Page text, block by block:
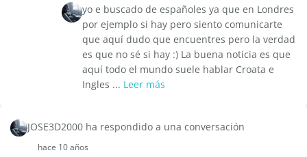
yo e buscado de españoles ya que en Londres
por ejemplo si hay pero siento comunicarte
que aquí dudo que encuentres pero la verdad
es que no sé si hay :) La buena noticia es que
aquí todo el mundo suele hablar Croata e
Ingles ... Leer más
JOSE3D2000 ha respondido a una conversación
hace 10 años